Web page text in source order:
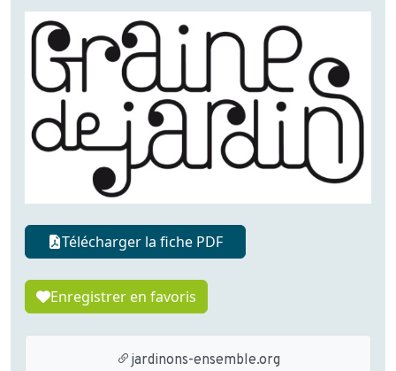
Télécharger la fiche PDF
Enregistrer en favoris
jardinons-ensemble.org